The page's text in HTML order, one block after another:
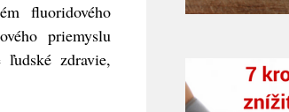
fluoridového
priemyslu
ľudské zdravie,